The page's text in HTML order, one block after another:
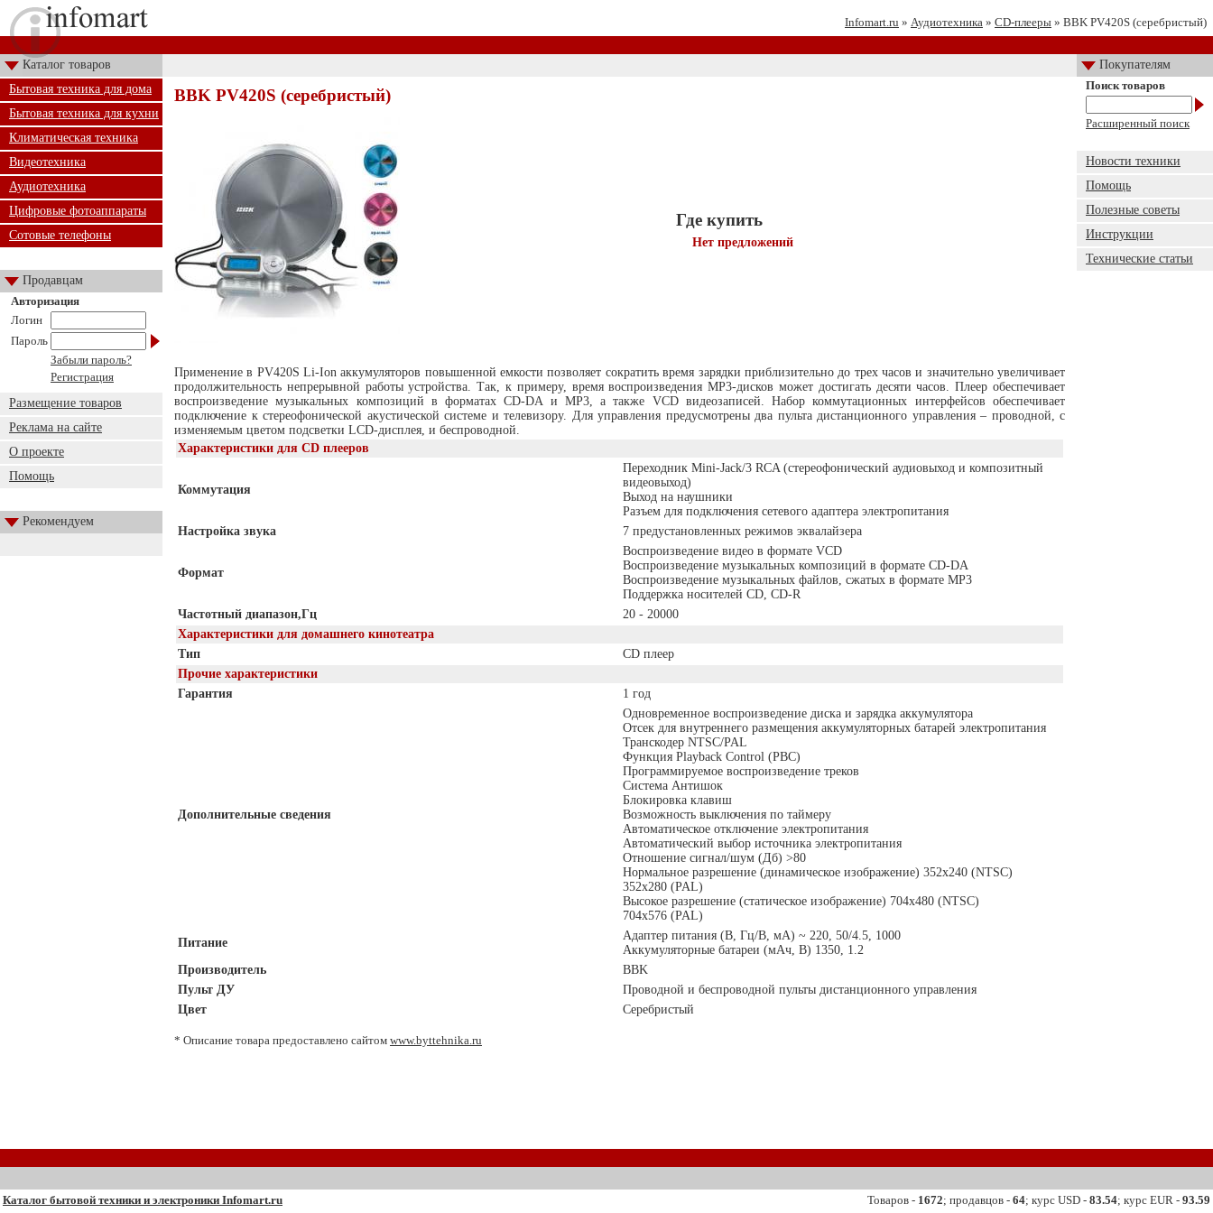
Infomart.ru » Аудиотехника » CD-плееры » BBK PV420S (серебристый)
Каталог товаров
Покупателям
Бытовая техника для дома
Бытовая техника для кухни
Климатическая техника
Видеотехника
Аудиотехника
Цифровые фотоаппараты
Сотовые телефоны
Продавцам
Авторизация
Логин
Пароль
Забыли пароль?
Регистрация
Размещение товаров
Реклама на сайте
О проекте
Помощь
Рекомендуем
BBK PV420S (серебристый)
Где купить
Нет предложений
Применение в PV420S Li-Ion аккумуляторов повышенной емкости позволяет сократить время зарядки приблизительно до трех часов и значительно увеличивает
продолжительность непрерывной работы устройства. Так, к примеру, время воспроизведения МР3-дисков может достигать десяти часов. Плеер обеспечивает
воспроизведение музыкальных композиций в форматах CD-DA и MP3, а также VCD видеозаписей. Набор коммутационных интерфейсов обеспечивает
подключение к стереофонической акустической системе и телевизору. Для управления предусмотрены два пульта дистанционного управления – проводной, с
изменяемым цветом подсветки LCD-дисплея, и беспроводной.
Характеристики для CD плееров
Коммутация
Переходник Mini-Jack/3 RCA (стереофонический аудиовыход и композитный
видеовыход)
Выход на наушники
Разъем для подключения сетевого адаптера электропитания
Настройка звука
7 предустановленных режимов эквалайзера
Формат
Воспроизведение видео в формате VCD
Воспроизведение музыкальных композиций в формате CD-DA
Воспроизведение музыкальных файлов, сжатых в формате MP3
Поддержка носителей CD, CD-R
Частотный диапазон,Гц
20 - 20000
Характеристики для домашнего кинотеатра
Тип
CD плеер
Прочие характеристики
Гарантия
1 год
Дополнительные сведения
Одновременное воспроизведение диска и зарядка аккумулятора
Отсек для внутреннего размещения аккумуляторных батарей электропитания
Транскодер NTSC/PAL
Функция Playback Control (PBC)
Программируемое воспроизведение треков
Система Антишок
Блокировка клавиш
Возможность выключения по таймеру
Автоматическое отключение электропитания
Автоматический выбор источника электропитания
Отношение сигнал/шум (Дб) >80
Нормальное разрешение (динамическое изображение) 352x240 (NTSC)
352x280 (PAL)
Высокое разрешение (статическое изображение) 704x480 (NTSC)
704x576 (PAL)
Питание
Адаптер питания (В, Гц/В, мА) ~ 220, 50/4.5, 1000
Аккумуляторные батареи (мАч, В) 1350, 1.2
Производитель
BBK
Пульт ДУ
Проводной и беспроводной пульты дистанционного управления
Цвет
Серебристый
* Описание товара предоставлено сайтом www.byttehnika.ru
Поиск товаров
Расширенный поиск
Новости техники
Помощь
Полезные советы
Инструкции
Технические статьи
Каталог бытовой техники и электроники Infomart.ru Товаров - 1672; продавцов - 64; курс USD - 83.54; курс EUR - 93.59